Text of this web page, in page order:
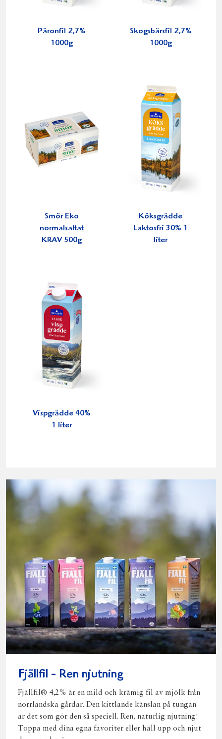
Päronfil 2,7%
1000g
Skogsbärsfil 2,7%
1000g
Smör Eko
normalsaltat
KRAV 500g
Köksgrädde
Laktosfri 30% 1
liter
Vispgrädde 40%
1 liter
Fjällfil - Ren njutning
Fjällfil® 4,2% är en mild och krämig fil av mjölk från
norrländska gårdar. Den kittlande känslan på tungan
är det som gör den så speciell. Ren, naturlig njutning!
Toppa med dina egna favoriter eller häll upp och njut